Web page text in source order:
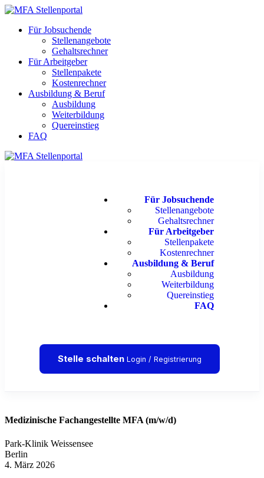
Für Jobsuchende
Stellenangebote
Gehaltsrechner
Für Arbeitgeber
Stellenpakete
Kostenrechner
Ausbildung & Beruf
Ausbildung
Weiterbildung
Quereinstieg
FAQ
Für Jobsuchende
Stellenangebote
Gehaltsrechner
Für Arbeitgeber
Stellenpakete
Kostenrechner
Ausbildung & Beruf
Ausbildung
Weiterbildung
Quereinstieg
FAQ
Stelle schalten Login / Registrierung
Medizinische Fachangestellte MFA (m/w/d)
Park-Klinik Weissensee
Berlin
4. März 2026